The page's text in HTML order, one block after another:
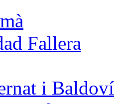
Fallera
i Baldoví